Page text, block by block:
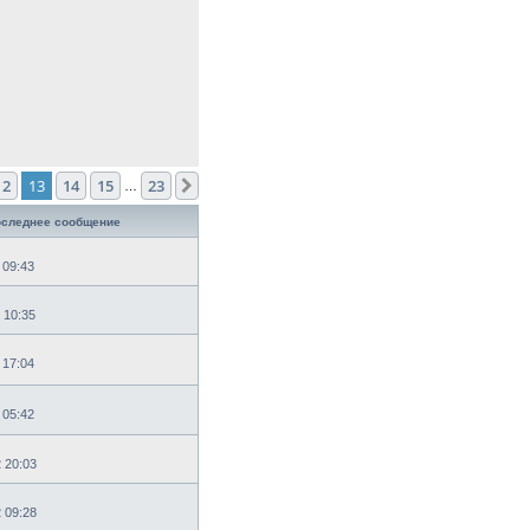
13 14 15 23
сообщение
09:43
10:35
17:04
05:42
20:03
09:28